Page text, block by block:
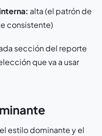
alta (el patrón de
consistente)
sección del reporte
que va a usar
estilo dominante y el